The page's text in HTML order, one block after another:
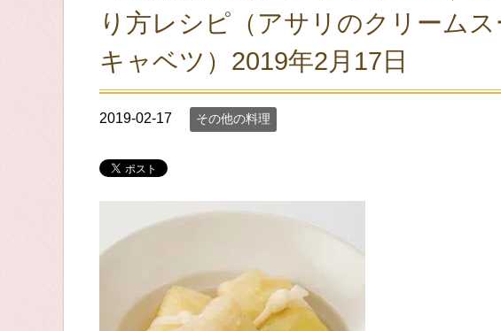
り方レシピ（アサリのクリーム
キャベツ）2019年2月17日
2019-02-17 その他の料理